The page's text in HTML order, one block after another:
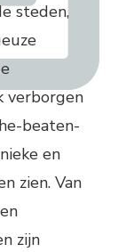
steden,
verborgen
beaten-
en
zien. Van
zijn